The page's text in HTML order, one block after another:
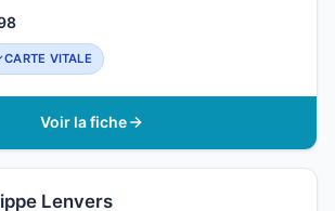
CARTE VITALE
Voir la fiche
Lenvers